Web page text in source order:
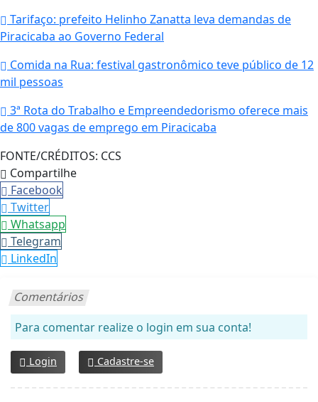
Tarifaço: prefeito Helinho Zanatta leva demandas de
Piracicaba ao Governo Federal
Comida na Rua: festival gastronômico teve público de 12
mil pessoas
3ª Rota do Trabalho e Empreendedorismo oferece mais
de 800 vagas de emprego em Piracicaba
FONTE/CRÉDITOS: CCS
Compartilhe
Facebook
Twitter
Whatsapp
Telegram
LinkedIn
Comentários
Para comentar realize o login em sua conta!
Login Cadastre-se